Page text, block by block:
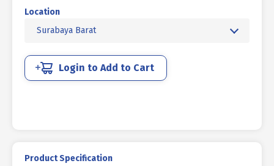
OD
UCP
X
20mm
Location
Surabaya Barat
Login to Add to Cart
Product Specification